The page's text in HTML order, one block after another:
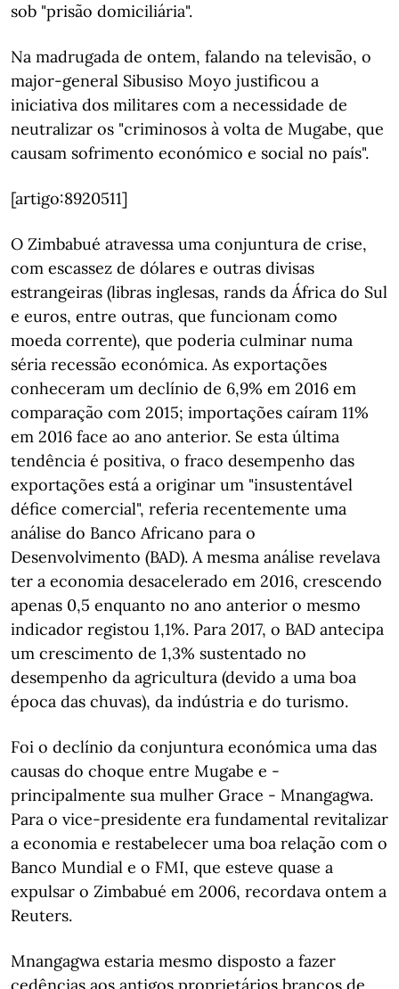
sob "prisão domiciliária".
Na madrugada de ontem, falando na televisão, o
major-general Sibusiso Moyo justificou a
iniciativa dos militares com a necessidade de
neutralizar os "criminosos à volta de Mugabe, que
causam sofrimento económico e social no país".
[artigo:8920511]
O Zimbabué atravessa uma conjuntura de crise,
com escassez de dólares e outras divisas
estrangeiras (libras inglesas, rands da África do Sul
e euros, entre outras, que funcionam como
moeda corrente), que poderia culminar numa
séria recessão económica. As exportações
conheceram um declínio de 6,9% em 2016 em
comparação com 2015; importações caíram 11%
em 2016 face ao ano anterior. Se esta última
tendência é positiva, o fraco desempenho das
exportações está a originar um "insustentável
défice comercial", referia recentemente uma
análise do Banco Africano para o
Desenvolvimento (BAD). A mesma análise revelava
ter a economia desacelerado em 2016, crescendo
apenas 0,5 enquanto no ano anterior o mesmo
indicador registou 1,1%. Para 2017, o BAD antecipa
um crescimento de 1,3% sustentado no
desempenho da agricultura (devido a uma boa
época das chuvas), da indústria e do turismo.
Foi o declínio da conjuntura económica uma das
causas do choque entre Mugabe e -
principalmente sua mulher Grace - Mnangagwa.
Para o vice-presidente era fundamental revitalizar
a economia e restabelecer uma boa relação com o
Banco Mundial e o FMI, que esteve quase a
expulsar o Zimbabué em 2006, recordava ontem a
Reuters.
Mnangagwa estaria mesmo disposto a fazer